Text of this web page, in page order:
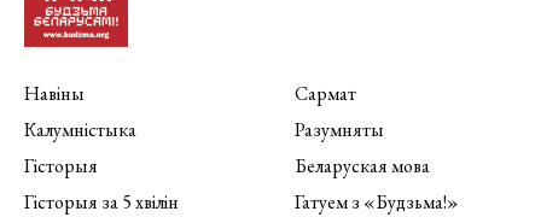
Навіны
Калумністыка
Гісторыя
Гісторыя за 5 хвілін
Сармат
Разумняты
Беларуская мова
Гатуем з «Будзьма!»